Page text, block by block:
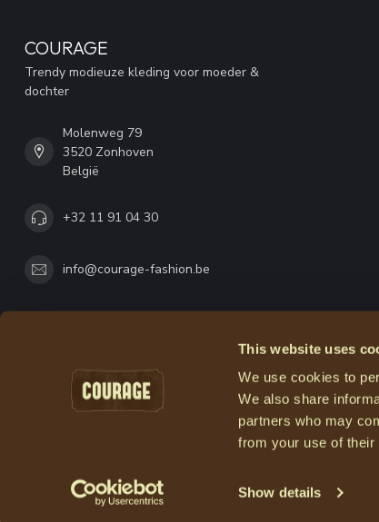
This website uses
We use cookies to
We also share
partners who may
from your use of their
Show details
COURAGE
Trendy modieuze kleding voor moeder &
dochter
Molenweg 79
3520 Zonhoven
België
+32 11 91 04 30
info@courage-fashion.be